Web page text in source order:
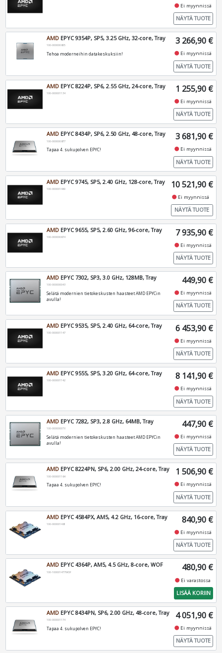
fiber_manual_record Ei myynnissä
NÄYTÄ TUOTE
AMD EPYC 9354P, SP5, 3.25 GHz, 32-core, Tray
100-000000805
Tehoa moderneihin datakeskuksiin!
3 266,90 €
fiber_manual_record Ei myynnissä
NÄYTÄ TUOTE
AMD EPYC 8224P, SP6, 2.55 GHz, 24-core, Tray
100-000001134 1 255,90 €
fiber_manual_record Ei myynnissä
NÄYTÄ TUOTE
AMD EPYC 8434P, SP6, 2.50 GHz, 48-core, Tray
100-000000877
Tapaa 4. sukupolven EPYC!
3 681,90 €
fiber_manual_record Ei myynnissä
NÄYTÄ TUOTE
AMD EPYC 9745, SP5, 2.40 GHz, 128-core, Tray
100-000001460 10 521,90 €
fiber_manual_record Ei myynnissä
NÄYTÄ TUOTE
AMD EPYC 9655, SP5, 2.60 GHz, 96-core, Tray
100-000000674 7 935,90 €
fiber_manual_record Ei myynnissä
NÄYTÄ TUOTE
AMD EPYC 7302, SP3, 3.0 GHz, 128MB, Tray
100-000000043
Selätä modernien tietokeskusten haasteet AMD EPYCin
avulla!
449,90 €
fiber_manual_record Ei myynnissä
NÄYTÄ TUOTE
AMD EPYC 9535, SP5, 2.40 GHz, 64-core, Tray
100-000001147 6 453,90 €
fiber_manual_record Ei myynnissä
NÄYTÄ TUOTE
AMD EPYC 9555, SP5, 3.20 GHz, 64-core, Tray
100-000001142 8 141,90 €
fiber_manual_record Ei myynnissä
NÄYTÄ TUOTE
AMD EPYC 7282, SP3, 2.8 GHz, 64MB, Tray
100-000000078
Selätä modernien tietokeskusten haasteet AMD EPYCin
avulla!
447,90 €
fiber_manual_record Ei myynnissä
NÄYTÄ TUOTE
AMD EPYC 8224PN, SP6, 2.00 GHz, 24-core, Tray
100-000001164
Tapaa 4. sukupolven EPYC!
1 506,90 €
fiber_manual_record Ei myynnissä
NÄYTÄ TUOTE
AMD EPYC 4584PX, AM5, 4.2 GHz, 16-core, Tray
100-000001481 840,90 €
fiber_manual_record Ei myynnissä
NÄYTÄ TUOTE
AMD EPYC 4364P, AM5, 4.5 GHz, 8-core, WOF
100-100001477WOF 480,90 €
fiber_manual_record Ei varastossa
LISÄÄ KORIIN
AMD EPYC 8434PN, SP6, 2.00 GHz, 48-core, Tray
100-000001174
Tapaa 4. sukupolven EPYC!
4 051,90 €
fiber_manual_record Ei myynnissä
NÄYTÄ TUOTE